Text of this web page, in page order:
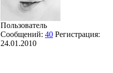
Пользователь
Сообщений: 40 Регистрация:
24.01.2010